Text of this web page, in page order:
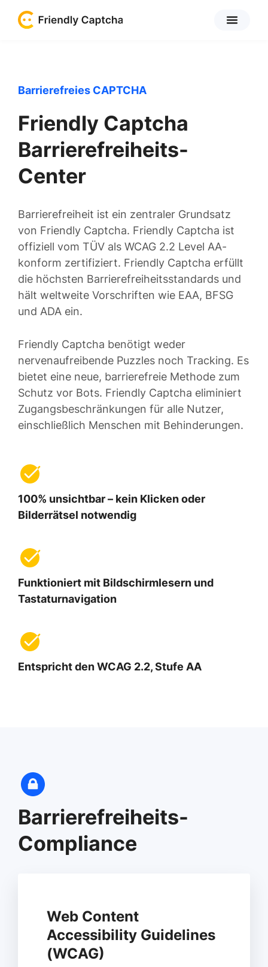
Barrierefreies CAPTCHA
Friendly Captcha
Barrierefreiheits-
Center
Barrierefreiheit ist ein zentraler Grundsatz
von Friendly Captcha. Friendly Captcha ist
offiziell vom TÜV als WCAG 2.2 Level AA-
konform zertifiziert. Friendly Captcha erfüllt
die höchsten Barrierefreiheitsstandards und
hält weltweite Vorschriften wie EAA, BFSG
und ADA ein.
Friendly Captcha benötigt weder
nervenaufreibende Puzzles noch Tracking. Es
bietet eine neue, barrierefreie Methode zum
Schutz vor Bots. Friendly Captcha eliminiert
Zugangsbeschränkungen für alle Nutzer,
einschließlich Menschen mit Behinderungen.
100% unsichtbar – kein Klicken oder
Bilderrätsel notwendig
Funktioniert mit Bildschirmlesern und
Tastaturnavigation
Entspricht den WCAG 2.2, Stufe AA
Barrierefreiheits-
Compliance
Web Content
Accessibility Guidelines
(WCAG)